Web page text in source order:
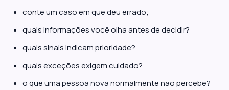
conte um caso em que deu errado;
quais informações você olha antes de decidir?
quais sinais indicam prioridade?
quais exceções exigem cuidado?
o que uma pessoa nova normalmente não percebe?